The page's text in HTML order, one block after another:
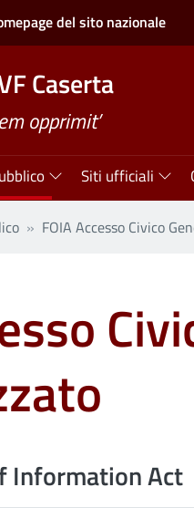
del sito nazionale
Caserta
opprimit’
Siti ufficiali
FOIA Accesso Civico
Information Act